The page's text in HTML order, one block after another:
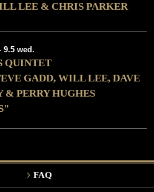
LEE & CHRIS PARKER
9.5 wed.
QUINTET
GADD, WILL LEE, DAVE
& PERRY HUGHES
FAQ